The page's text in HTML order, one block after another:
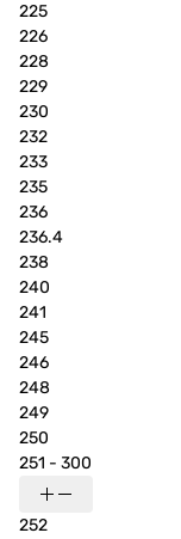
225
226
228
229
230
232
233
235
236
236.4
238
240
241
245
246
248
249
250
251 - 300
252